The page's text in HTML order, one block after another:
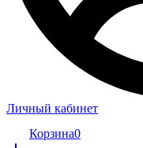
Личный кабинет
Корзина0